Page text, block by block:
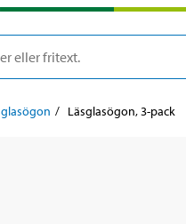
Läsglasögon, 3-pack